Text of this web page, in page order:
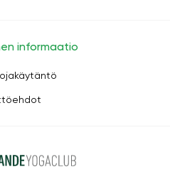
informaatio